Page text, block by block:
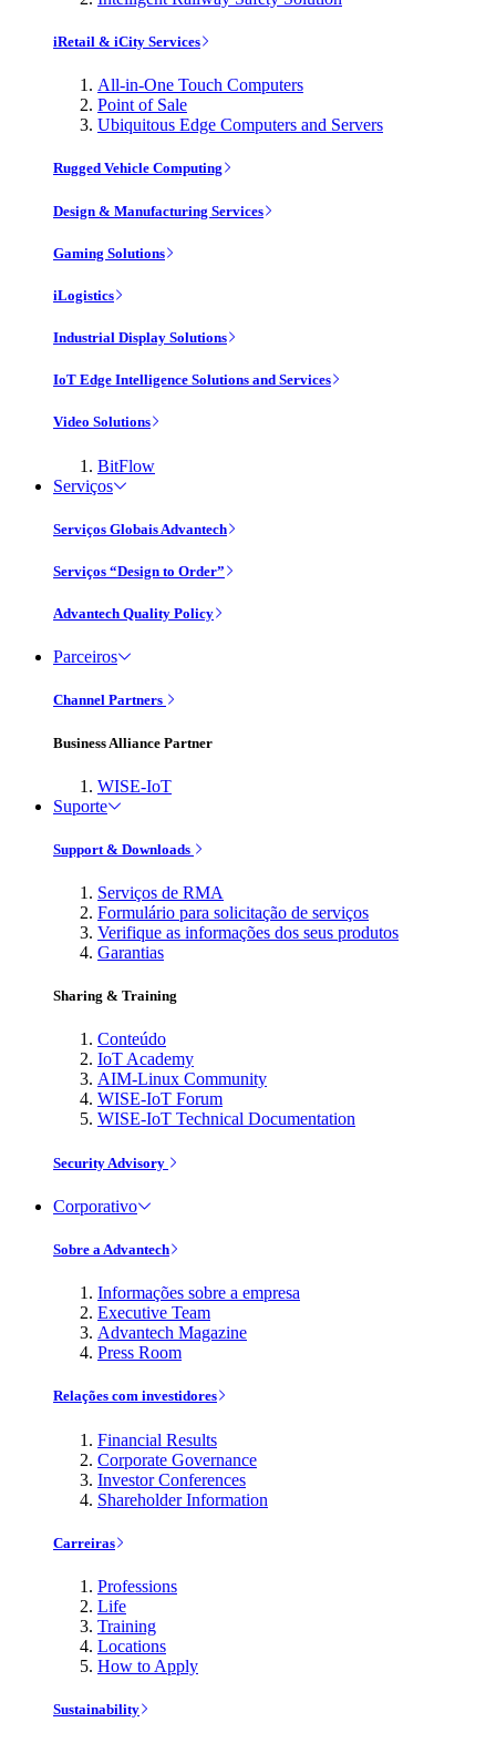
iRetail & iCity Services
All-in-One Touch Computers
Point of Sale
Ubiquitous Edge Computers and Servers
Rugged Vehicle Computing
Design & Manufacturing Services
Gaming Solutions
iLogistics
Industrial Display Solutions
IoT Edge Intelligence Solutions and Services
Video Solutions
BitFlow
Serviços
Serviços Globais Advantech
Serviços “Design to Order”
Advantech Quality Policy
Parceiros
Channel Partners
Business Alliance Partner
WISE-IoT
Suporte
Support & Downloads
Serviços de RMA
Formulário para solicitação de serviços
Verifique as informações dos seus produtos
Garantias
Sharing & Training
Conteúdo
IoT Academy
AIM-Linux Community
WISE-IoT Forum
WISE-IoT Technical Documentation
Security Advisory
Corporativo
Sobre a Advantech
Informações sobre a empresa
Executive Team
Advantech Magazine
Press Room
Relações com investidores
Financial Results
Corporate Governance
Investor Conferences
Shareholder Information
Carreiras
Professions
Life
Training
Locations
How to Apply
Sustainability